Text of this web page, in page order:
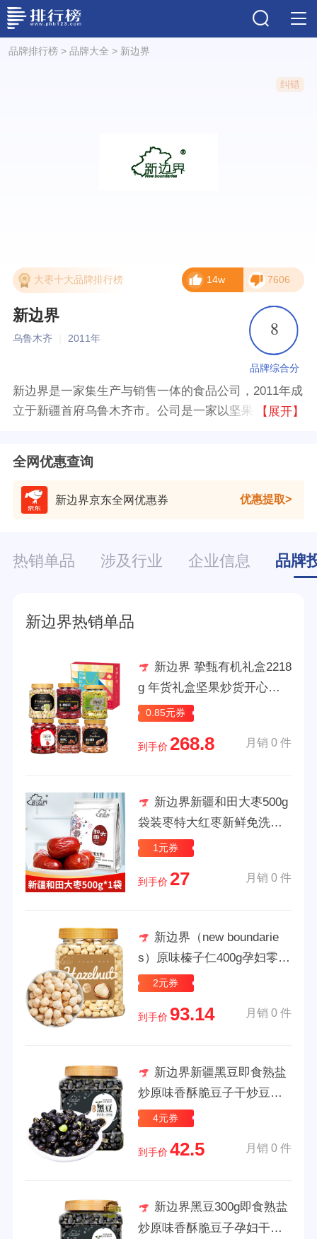
品牌排行榜> 品牌大全 > 新边界
纠错
大枣十大品牌排行榜 14w 7606
新边界
乌鲁木齐 2011年 8
品牌综合分
新边界是一家集生产与销售一体的食品公司，2011年成
立于新疆首府乌鲁木齐市。公司是一家以坚果、干果等
【展开】
全网优惠查询
新边界京东全网优惠券 优惠提取
热销单品 涉及行业 企业信息 品牌
新边界热销单品
新边界 挚甄有机礼盒2218
g 年货礼盒坚果炒货开心果
腰果碧根果仁蔓越莓高端礼
0.85元券
到手价 268.8 月销 0 件
新边界新疆和田大枣500g
袋装枣特大红枣新鲜免洗可
夹核桃干果零食 【1斤/包】
1元券
到手价 27 月销 0 件
新边界（new boundarie
s）原味榛子仁400g孕妇零食
干果炒货休闲食品东北特产
2元券
到手价 93.14 月销 0 件
新边界新疆黑豆即食熟盐
炒原味香酥脆豆子干炒豆下
酒零食坚果小吃 新边界新疆
4元券
到手价 42.5 月销 0 件
新边界黑豆300g即食熟盐
炒原味香酥脆豆子孕妇干炒